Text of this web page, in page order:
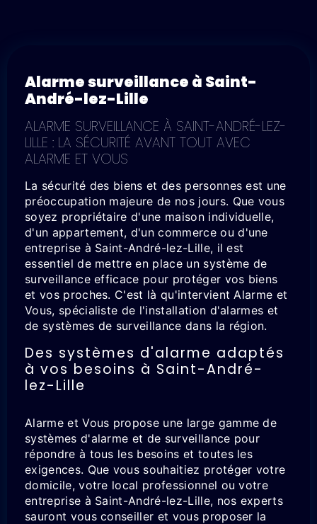
Alarme surveillance à Saint-
André-lez-Lille
ALARME SURVEILLANCE À SAINT-ANDRÉ-LEZ-
LILLE : LA SÉCURITÉ AVANT TOUT AVEC
ALARME ET VOUS
La sécurité des biens et des personnes est une
préoccupation majeure de nos jours. Que vous
soyez propriétaire d'une maison individuelle,
d'un appartement, d'un commerce ou d'une
entreprise à Saint-André-lez-Lille, il est
essentiel de mettre en place un système de
surveillance efficace pour protéger vos biens
et vos proches. C'est là qu'intervient Alarme et
Vous, spécialiste de l'installation d'alarmes et
de systèmes de surveillance dans la région.
Des systèmes d'alarme adaptés
à vos besoins à Saint-André-
lez-Lille
Alarme et Vous propose une large gamme de
systèmes d'alarme et de surveillance pour
répondre à tous les besoins et toutes les
exigences. Que vous souhaitiez protéger votre
domicile, votre local professionnel ou votre
entreprise à Saint-André-lez-Lille, nos experts
sauront vous conseiller et vous proposer la